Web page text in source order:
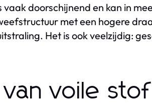
doorschijnend en kan in
met een hogere
Het is ook veelzijdig:
voile stof